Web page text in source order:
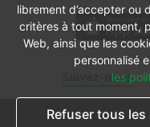
Suivez-nous
librement d’accepter ou
critères à tout moment,
Web, ainsi que les
personnalisé
les
Refuser tous les